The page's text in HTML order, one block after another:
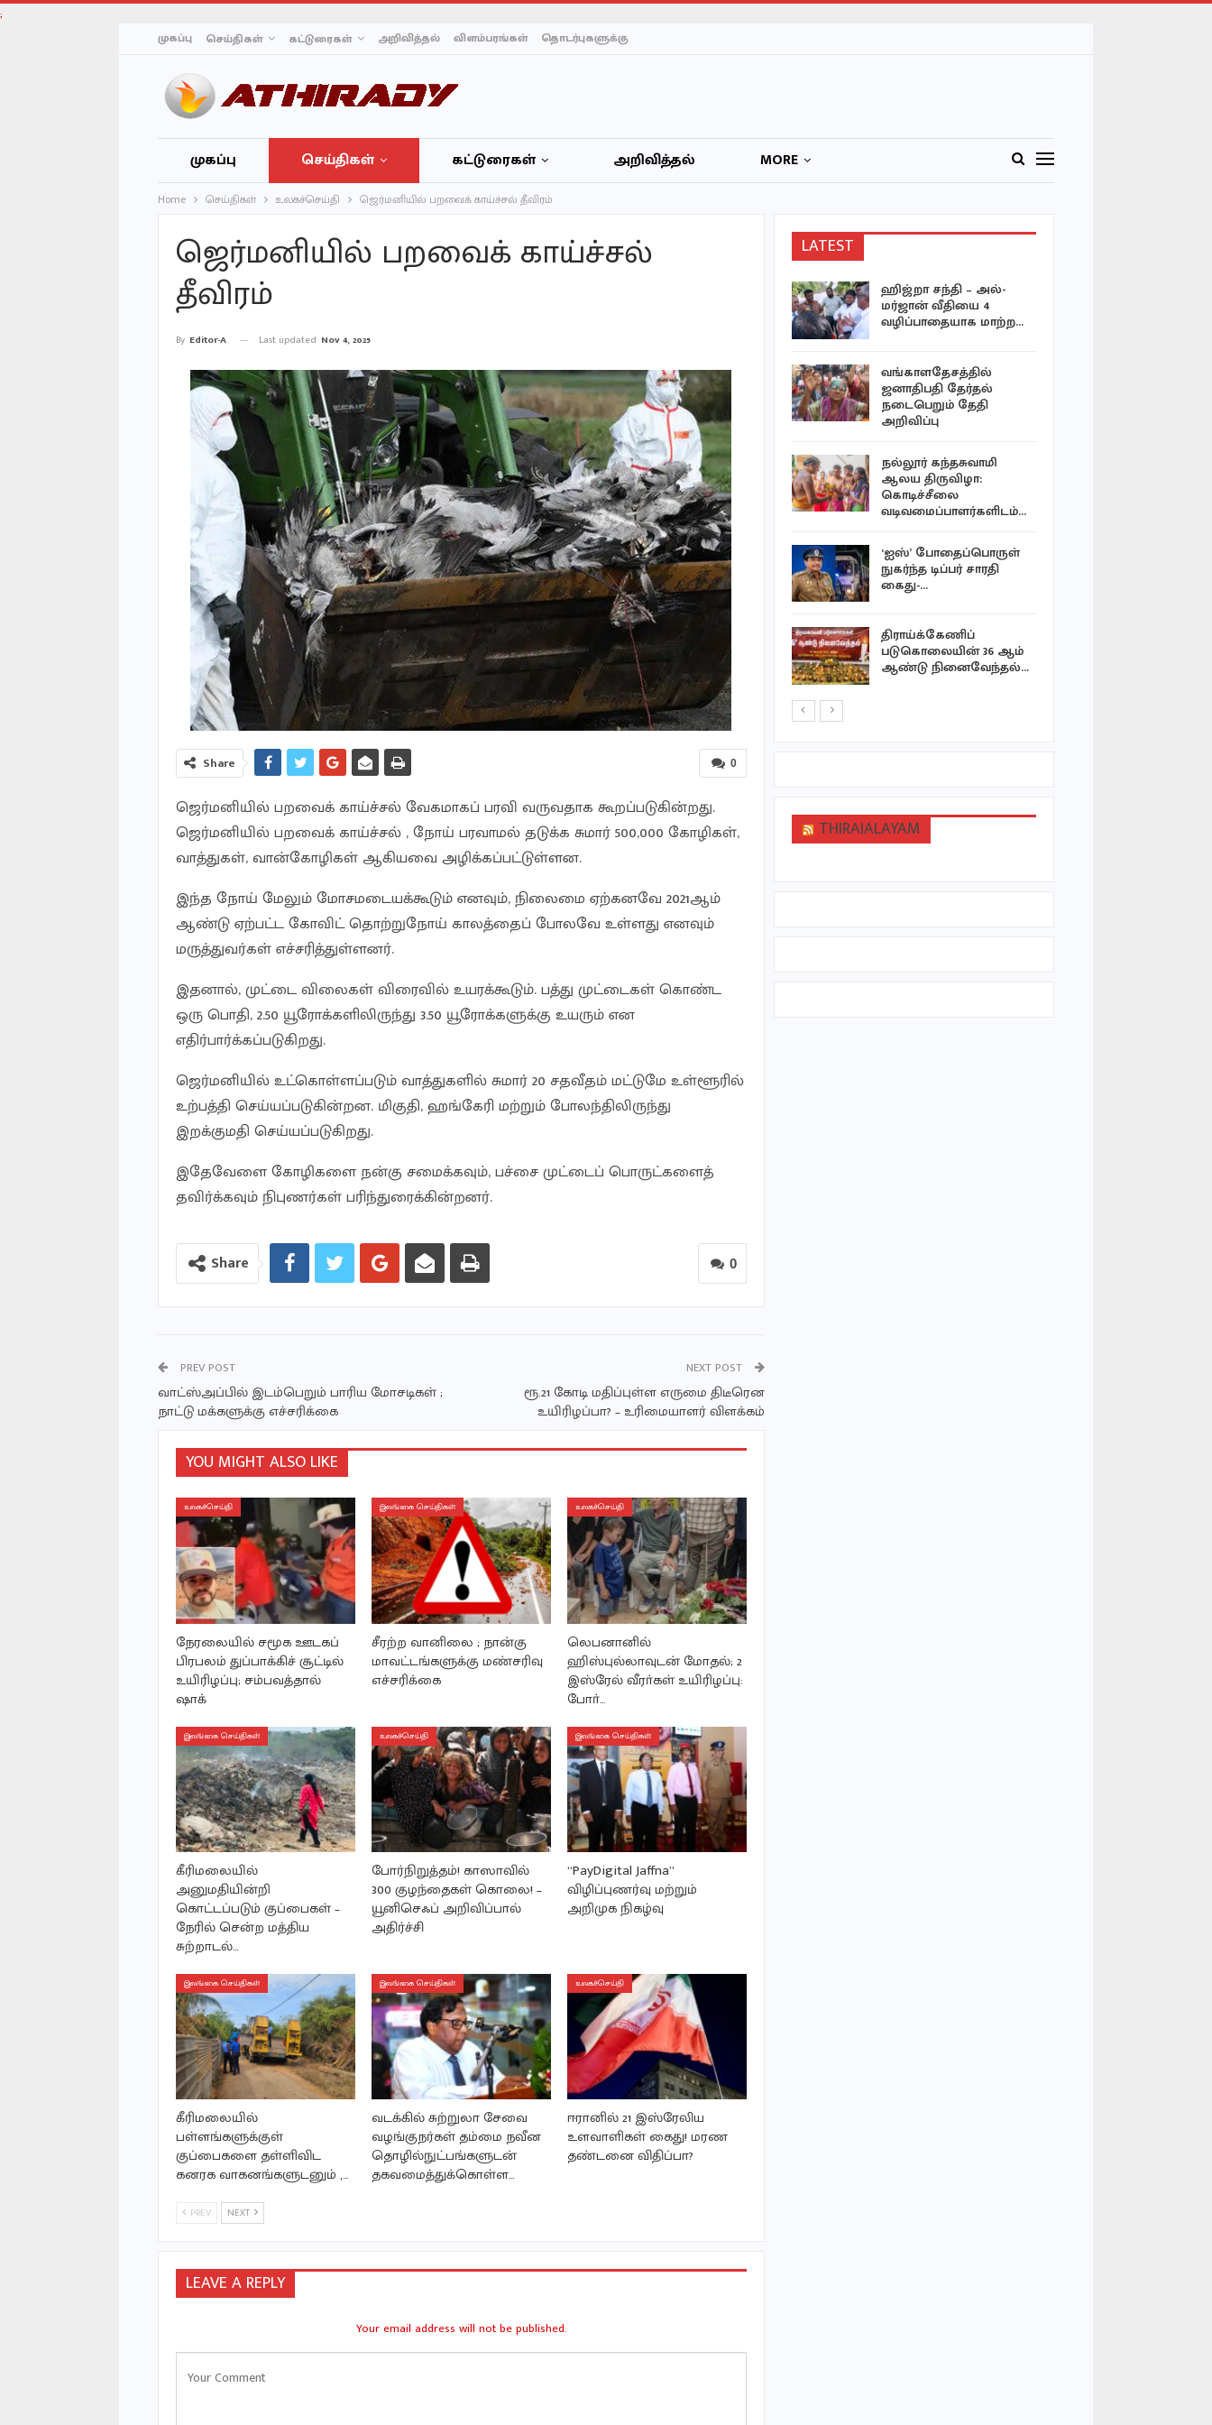
;
முகப்பு செய்திகள் கட்டுரைகள் அறிவித்தல் விளம்பரங்கள் தொடர்புகளுக்கு
முகப்பு செய்திகள் கட்டுரைகள் அறிவித்தல் MORE
Home செய்திகள் உலகச்செய்தி ஜெர்மனியில் பறவைக் காய்ச்சல் தீவிரம்
ஜெர்மனியில் பறவைக் காய்ச்சல்
தீவிரம்
By Editor-A Last updated Nov 4, 2025
0
Share
ஜெர்மனியில் பறவைக் காய்ச்சல் வேகமாகப் பரவி வருவதாக கூறப்படுகின்றது.
ஜெர்மனியில் பறவைக் காய்ச்சல் , நோய் பரவாமல் தடுக்க சுமார் 500,000 கோழிகள்,
வாத்துகள், வான்கோழிகள் ஆகியவை அழிக்கப்பட்டுள்ளன.
இந்த நோய் மேலும் மோசமடையக்கூடும் எனவும், நிலைமை ஏற்கனவே 2021ஆம்
ஆண்டு ஏற்பட்ட கோவிட் தொற்றுநோய் காலத்தைப் போலவே உள்ளது எனவும்
மருத்துவர்கள் எச்சரித்துள்ளனர்.
இதனால், முட்டை விலைகள் விரைவில் உயரக்கூடும். பத்து முட்டைகள் கொண்ட
ஒரு பொதி, 2.50 யூரோக்களிலிருந்து 3.50 யூரோக்களுக்கு உயரும் என
எதிர்பார்க்கப்படுகிறது.
ஜெர்மனியில் உட்கொள்ளப்படும் வாத்துகளில் சுமார் 20 சதவீதம் மட்டுமே உள்ளூரில்
உற்பத்தி செய்யப்படுகின்றன. மிகுதி, ஹங்கேரி மற்றும் போலந்திலிருந்து
இறக்குமதி செய்யப்படுகிறது.
இதேவேளை கோழிகளை நன்கு சமைக்கவும், பச்சை முட்டைப் பொருட்களைத்
தவிர்க்கவும் நிபுணர்கள் பரிந்துரைக்கின்றனர்.
0
Share
PREV POST
வாட்ஸ்அப்பில் இடம்பெறும் பாரிய மோசடிகள் ;
நாட்டு மக்களுக்கு எச்சரிக்கை
NEXT POST
ரூ.21 கோடி மதிப்புள்ள எருமை திடீரென
உயிரிழப்பா? – உரிமையாளர் விளக்கம்
YOU MIGHT ALSO LIKE
உலகச்செய்தி
நேரலையில் சமூக ஊடகப்
பிரபலம் துப்பாக்கிச் சூட்டில்
உயிரிழப்பு; சம்பவத்தால்
ஷாக்
இலங்கை செய்திகள்
சீரற்ற வானிலை ; நான்கு
மாவட்டங்களுக்கு மண்சரிவு
எச்சரிக்கை
உலகச்செய்தி
லெபனானில்
ஹிஸ்புல்லாவுடன் மோதல்; 2
இஸ்ரேல் வீரா்கள் உயிரிழப்பு:
போா்…
இலங்கை செய்திகள்
கீரிமலையில்
அனுமதியின்றி
கொட்டப்படும் குப்பைகள் –
நேரில் சென்ற மத்திய
சுற்றாடல்…
உலகச்செய்தி
போர்நிறுத்தம்! காஸாவில்
300 குழந்தைகள் கொலை! –
யூனிசெஃப் அறிவிப்பால்
அதிர்ச்சி
இலங்கை செய்திகள்
“PayDigital Jaffna”
விழிப்புணர்வு மற்றும்
அறிமுக நிகழ்வு
இலங்கை செய்திகள்
கீரிமலையில்
பள்ளங்களுக்குள்
குப்பைகளை தள்ளிவிட
கனரக வாகனங்களுடனும் ,…
இலங்கை செய்திகள்
வடக்கில் சுற்றுலா சேவை
வழங்குநர்கள் தம்மை நவீன
தொழில்நுட்பங்களுடன்
தகவமைத்துக்கொள்ள…
உலகச்செய்தி
ஈரானில் 21 இஸ்ரேலிய
உளவாளிகள் கைது! மரண
தண்டனை விதிப்பா?
PREV NEXT
LEAVE A REPLY
Your email address will not be published.
LATEST
செம்மணி – 99 நாட்களில்
499 என்புக்கூடுகள்
அடையாளம்…
சிந்துபாத்தி மயான சுற்று
மதிலுக்கு வெளியேயும்
அகழ்வு பணி ?
தொண்டமனாற்றில்
இறந்து மிதக்கும் மீன்கள்
தையிட்டி பவானி வீதியை
மிக விரைவில் மீட்போம் –
வலி.வடக்கு…
ஹிஜ்றா சந்தி – அல்-
மர்ஜான் வீதியை 4
வழிப்பாதையாக மாற்ற…
வங்காளதேசத்தில்
ஜனாதிபதி தேர்தல்
நடைபெறும் தேதி
அறிவிப்பு
நல்லூர் கந்தசுவாமி
ஆலய திருவிழா:
கொடிச்சீலை
வடிவமைப்பாளர்களிடம்…
‘ஐஸ்’ போதைப்பொருள்
நுகர்ந்த டிப்பர் சாரதி
கைது-…
திராய்க்கேணிப்
படுகொலையின் 36 ஆம்
ஆண்டு நினைவேந்தல்…
THIRAIALAYAM